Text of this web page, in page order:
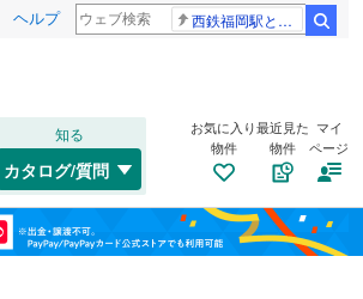
ヘルプ 西鉄福岡駅と薬院駅の構内で不適切音声
知る
カタログ/質問
お気に入り
物件
最近見た
物件
マイ
ページ
福島 港区(10)
渋谷区(6)
高崎線(5)
総武本線(4)